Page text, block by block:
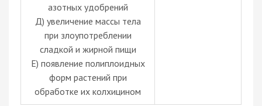
азотных удобрений
Д) увеличение массы тела
при злоупотреблении
сладкой и жирной пищи
Е) появление полиплоидных
форм растений при
обработке их колхицином